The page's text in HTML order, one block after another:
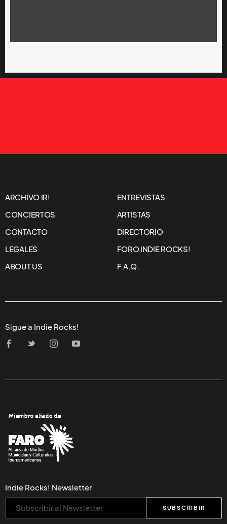
ARCHIVO IR!
ENTREVISTAS
CONCIERTOS
ARTISTAS
CONTACTO
DIRECTORIO
LEGALES
FORO INDIE ROCKS!
ABOUT US
F.A.Q.
Sigue a Indie Rocks!
Indie Rocks! Newsletter